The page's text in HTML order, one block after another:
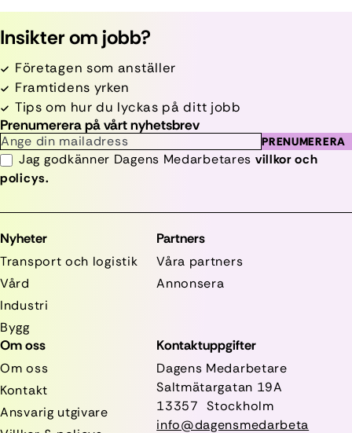
Insikter om jobb?
Företagen som anställer
Framtidens yrken
Tips om hur du lyckas på ditt jobb
Prenumerera på vårt nyhetsbrev
PRENUMERERA
Jag godkänner Dagens Medarbetares villkor och
policys.
Nyheter
Transport och logistik
Vård
Industri
Bygg
Partners
Våra partners
Annonsera
Om oss
Om oss
Kontakt
Ansvarig utgivare
Kontaktuppgifter
Dagens Medarbetare
Saltmätargatan 19A
13357 Stockholm
info@dagensmedarbeta